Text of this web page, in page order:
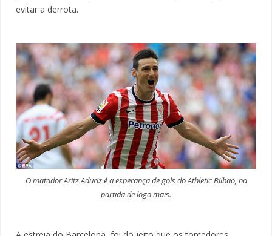
evitar a derrota.
O matador Aritz Aduriz é a esperança de gols do Athletic Bilbao, na
partida de logo mais.